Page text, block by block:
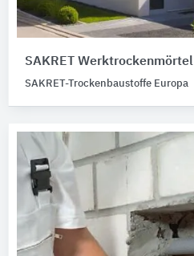
SAKRET Werktrockenmörtel
SAKRET-Trockenbaustoffe Europa